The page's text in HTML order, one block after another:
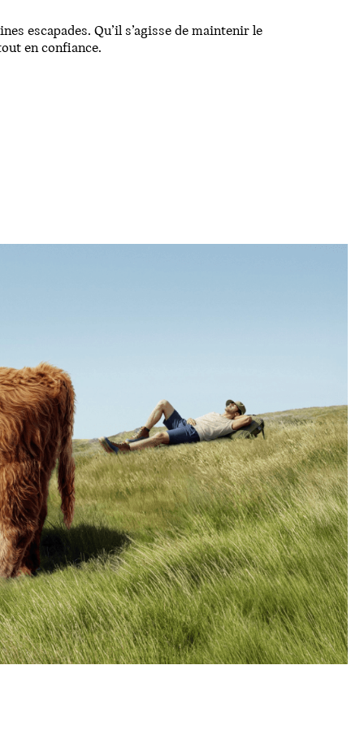
escapades. Qu’il s’agisse de maintenir le
en confiance.